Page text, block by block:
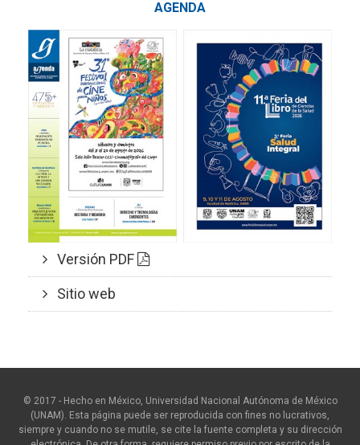
AGENDA
Versión PDF
Sitio web
© 2017 - Hecho en México, Universidad Nacional Autónoma de México
(UNAM). Esta página puede ser reproducida con fines no lucrativos,
siempre y cuando no se mutile, se cite la fuente completa y su dirección